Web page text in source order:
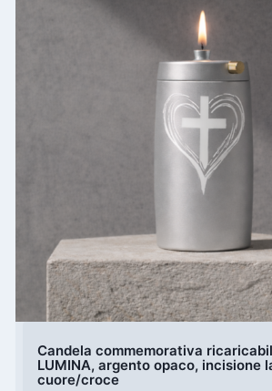
Candela commemorativa
LUMINA, argento opaco, incisione
cuore/croce